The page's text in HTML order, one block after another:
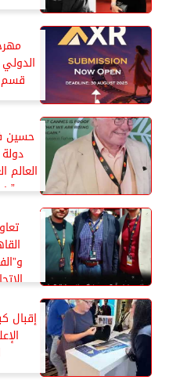
حسين
العالم
” :
إقبال